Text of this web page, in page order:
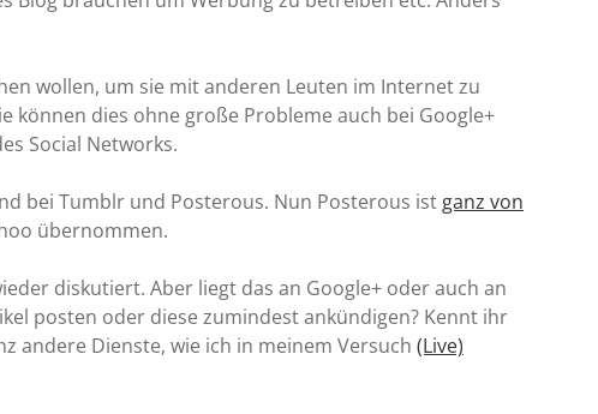
wollen, um sie mit anderen Leuten im Internet zu
können dies ohne große Probleme auch bei Google+
Social Networks.
bei Tumblr und Posterous. Nun Posterous ist ganz von
übernommen.
diskutiert. Aber liegt das an Google+ oder auch an
posten oder diese zumindest ankündigen? Kennt ihr
andere Dienste, wie ich in meinem Versuch (Live)